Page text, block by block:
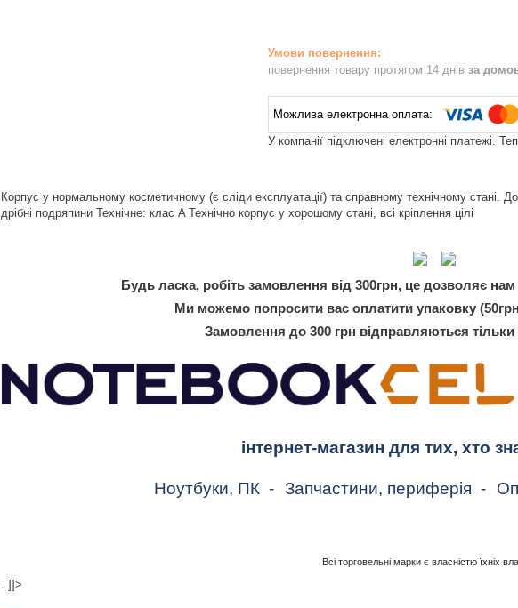
повернення товару протягом 14 днів за
У компанії підключені електронні платежі.
Корпус у нормальному косметичному (є сліди експлуатації) та справному технічному стані.
дрібні подряпини Технічне: клас A Технічно корпус у хорошому стані, всі кріплення цілі
Будь ласка, робіть замовлення від 300грн, це дозволяє нам
Ми можемо попросити вас оплатити упаковку
Замовлення до 300 грн відправляються
інтернет-магазин для тих, хто
Ноутбуки, ПК - Запчастини, периферія -
Всі торговельні марки є власністю їхніх
. ]]>